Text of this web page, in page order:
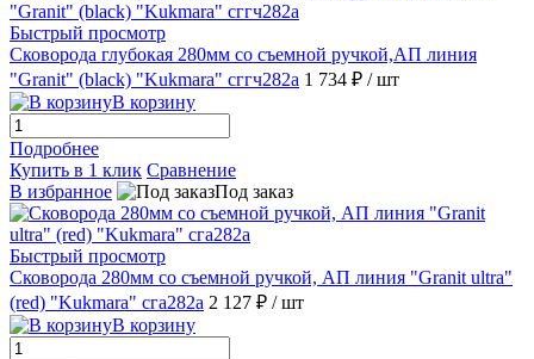
Быстрый просмотр
Сковорода глубокая 280мм со съемной ручкой,АП линия
"Granit" (black) "Kukmara" сггч282а 1 734 ₽ / шт
В корзину
Подробнее
Купить в 1 клик Сравнение
В избранное
Под заказ
Быстрый просмотр
Сковорода 280мм со съемной ручкой, АП линия "Granit ultra"
(red) "Kukmara" сга282а 2 127 ₽ / шт
В корзину